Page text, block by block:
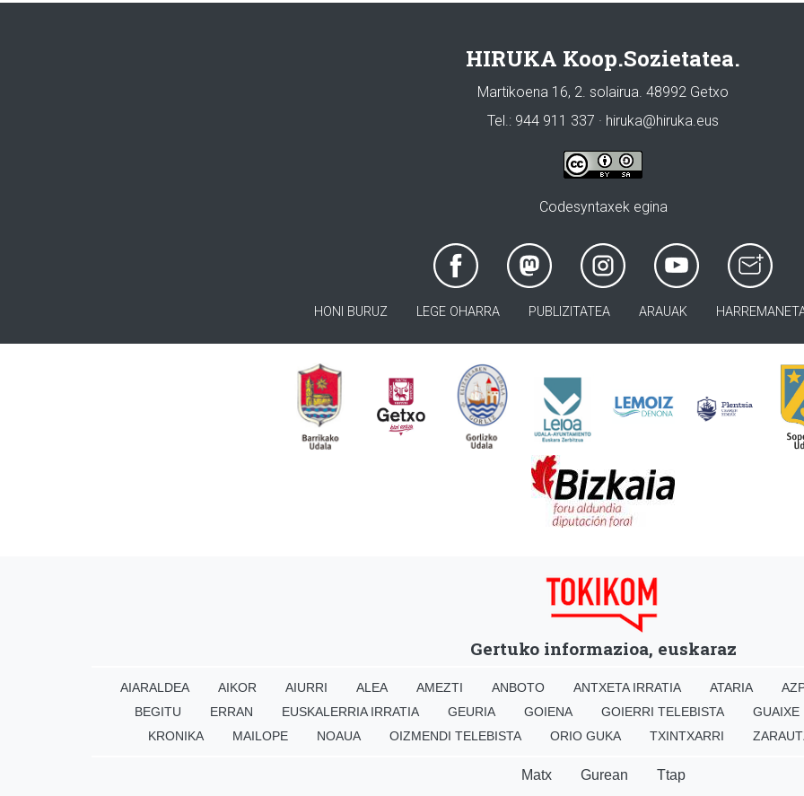
HIRUKA Koop.Sozietatea.
Martikoena 16, 2. solairua. 48992 Getxo
Tel.: 944 911 337 · hiruka@hiruka.eus
Codesyntaxek egina
HONI BURUZ LEGE OHARRA PUBLIZITATEA ARAUAK
Gertuko informazioa, euskaraz
AIARALDEA AIKOR AIURRI ALEA AMEZTI ANBOTO ANTXETA IRRATIA ATARIA
BEGITU
ERRAN EUSKALERRIA IRRATIA GEURIA GOIENA GOIERRI TELEBISTA GUAIXE
KRONIKA
MAILOPE NOAUA OIZMENDI TELEBISTA ORIO GUKA TXINTXARRI
Matx Gurean Ttap